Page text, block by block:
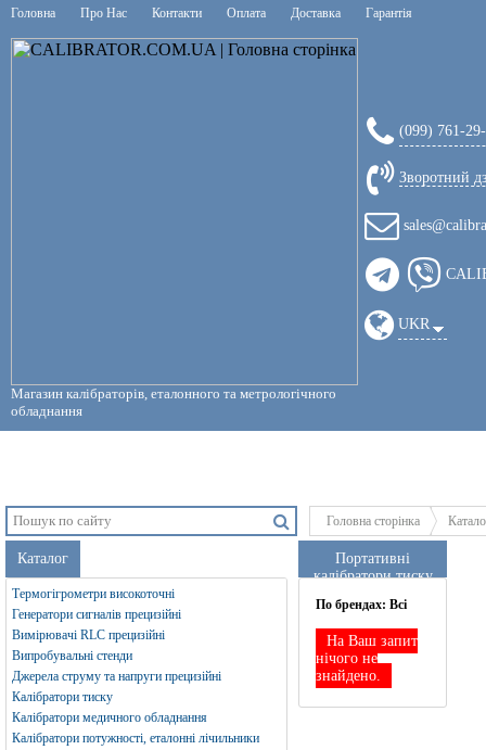
Головна Про Нас Контакти Оплата Доставка Гарантія
Магазин калібраторів, еталонного та метрологічного
обладнання
(099) 761-
Зворотний
UKR
Головна сторінка
Каталог
Термогігрометри високоточні
Генератори сигналів прецизійні
Вимірювачі RLC прецизійні
Випробувальні стенди
Джерела струму та напруги прецизійні
Калібратори тиску
Калібратори медичного обладнання
Калібратори потужності, еталонні лічильники
Портативні
калібратори тиску
По брендах: Всі
На Ваш запит
нічого не
знайдено.